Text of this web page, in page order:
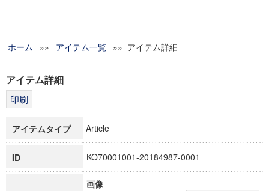
グローバルリサーチインスティテュート
科学研究費補助金研究成果報告書
博士課程教育リーディングプログラム「超成熟社会発展のサ
ホーム »» アイテム一覧 »» アイテム詳細
アイテム詳細
アイテムタイプ Article
ID KO70001001-20184987-0001
画像